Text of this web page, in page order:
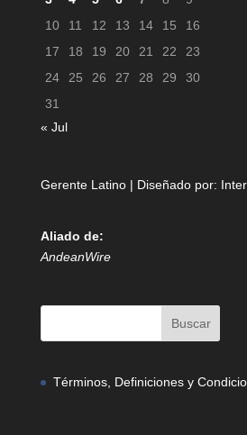
10
11 12 13 14 15
16
17
18 19 20 21 22
23
24
25 26 27 28 29
30
31
« Jul
Gerente Latino | Diseñado por:
Aliado de:
AndeanWire
Términos, Definiciones y